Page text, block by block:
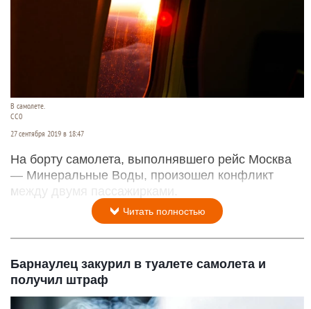
В самолете.
СС0
27 сентября 2019 в 18:47
На борту самолета, выполнявшего рейс Москва
— Минеральные Воды, произошел конфликт
между двумя пассажирками.
Читать полностью
Барнаулец закурил в туалете самолета и
получил штраф